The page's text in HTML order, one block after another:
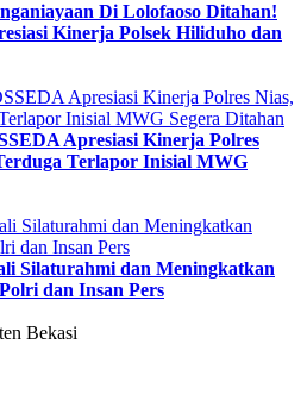
Di Lolofaoso Ditahan!
Kinerja Polsek Hiliduho dan
Apresiasi Kinerja Polres
Terlapor Inisial MWG
Silaturahmi dan Meningkatkan
dan Insan Pers